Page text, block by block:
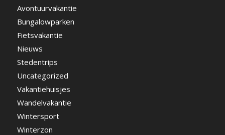
Avontuurvakantie
Bungalowparken
Fietsvakantie
Nieuws
Stedentrips
Uncategorized
Vakantiehuisjes
Wandelvakantie
Wintersport
Winterzon